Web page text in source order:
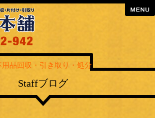
menu
用品回収・引き取り・処分
Staffブログ